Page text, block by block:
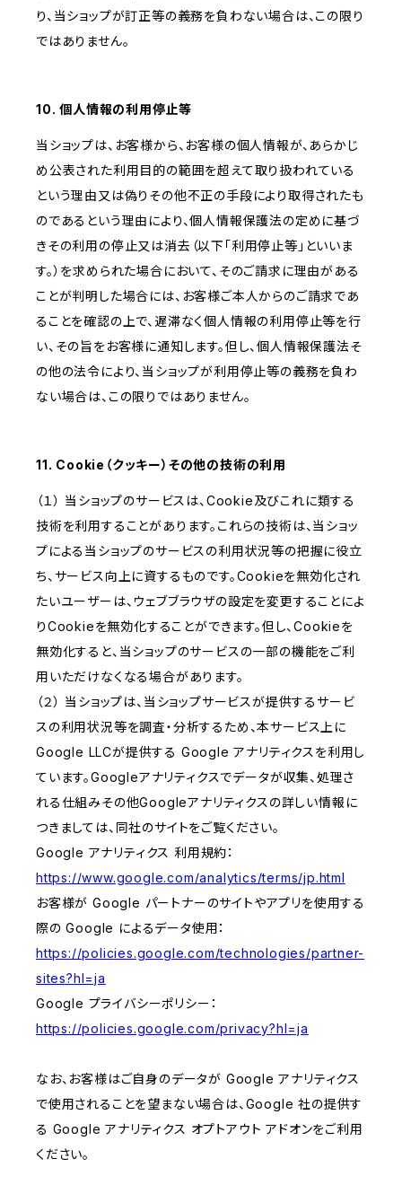
り、当ショップが訂正等の義務を負わない場合は、この限り
ではありません。
10. 個人情報の利用停止等
当ショップは、お客様から、お客様の個人情報が、あらかじ
め公表された利用目的の範囲を超えて取り扱われている
という理由又は偽りその他不正の手段により取得されたも
のであるという理由により、個人情報保護法の定めに基づ
きその利用の停止又は消去（以下「利用停止等」といいま
す。）を求められた場合において、そのご請求に理由がある
ことが判明した場合には、お客様ご本人からのご請求であ
ることを確認の上で、遅滞なく個人情報の利用停止等を行
い、その旨をお客様に通知します。但し、個人情報保護法そ
の他の法令により、当ショップが利用停止等の義務を負わ
ない場合は、この限りではありません。
11. Cookie（クッキー）その他の技術の利用
（１） 当ショップのサービスは、Cookie及びこれに類する
技術を利用することがあります。これらの技術は、当ショッ
プによる当ショップのサービスの利用状況等の把握に役立
ち、サービス向上に資するものです。Cookieを無効化され
たいユーザーは、ウェブブラウザの設定を変更することによ
りCookieを無効化することができます。但し、Cookieを
無効化すると、当ショップのサービスの一部の機能をご利
用いただけなくなる場合があります。
（２） 当ショップは、当ショップサービスが提供するサービ
スの利用状況等を調査・分析するため、本サービス上に
Google LLCが提供する Google アナリティクスを利用し
ています。Googleアナリティクスでデータが収集、処理さ
れる仕組みその他Googleアナリティクスの詳しい情報に
つきましては、同社のサイトをご覧ください。
Google アナリティクス 利用規約：
https://www.google.com/analytics/terms/jp.html
お客様が Google パートナーのサイトやアプリを使用する
際の Google によるデータ使用：
https://policies.google.com/technologies/partner-
sites?hl=ja
Google プライバシーポリシー：
https://policies.google.com/privacy?hl=ja
なお、お客様はご自身のデータが Google アナリティクス
で使用されることを望まない場合は、Google 社の提供す
る Google アナリティクス オプトアウト アドオンをご利用
ください。